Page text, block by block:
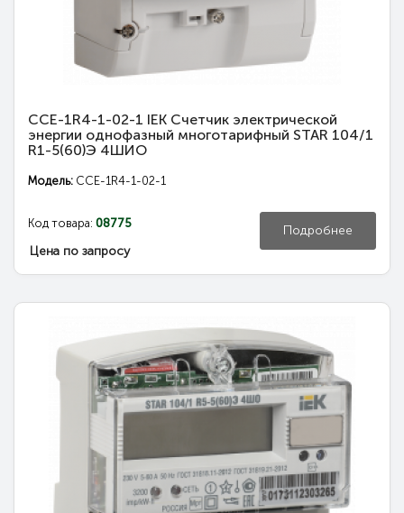
CCE-1R4-1-02-1 IEK Счетчик электрической
энергии однофазный многотарифный STAR 104/1
R1-5(60)Э 4ШИО
Модель: CCE-1R4-1-02-1
Код товара: 08775
Цена по запросу
Подробнее